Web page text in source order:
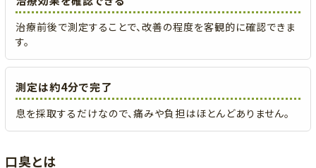
治療前後で測定することで、改善の程度を客観的に確認できま
す。
測定は約4分で完了
息を採取するだけなので、痛みや負担はほとんどありません。
口臭とは